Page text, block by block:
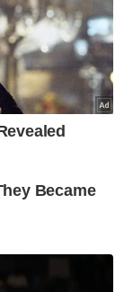
miliki sistem
untuk
prestasi
cuaca